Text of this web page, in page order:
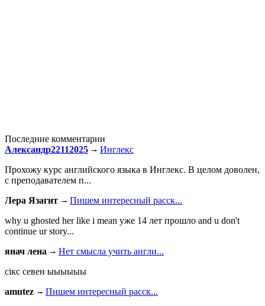
Последние комментарии
Александр22112025
Инглекс
Прохожу курс английского языка в Инглекс. В целом доволен,
с преподавателем п...
Лера Язагит
Пишем интересный расск...
why u ghosted her like i mean уже 14 лет прошло and u don't
continue ur story...
янач лена
Нет смысла учить англи...
сiкс севен ыыыыыы
amutez
Пишем интересный расск...